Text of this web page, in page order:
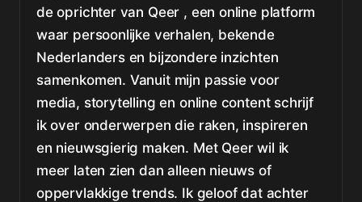
de oprichter van Qeer , een online platform
waar persoonlijke verhalen, bekende
Nederlanders en bijzondere inzichten
samenkomen. Vanuit mijn passie voor
media, storytelling en online content schrijf
ik over onderwerpen die raken, inspireren
en nieuwsgierig maken. Met Qeer wil ik
meer laten zien dan alleen nieuws of
oppervlakkige trends. Ik geloof dat achter